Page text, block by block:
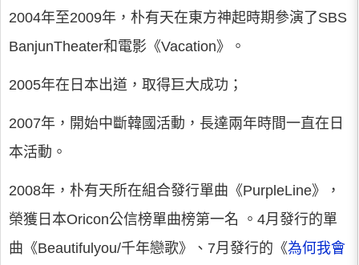
2004年至2009年，朴有天在東方神起時期參演了SBS
BanjunTheater和電影《Vacation》。
2005年在日本出道，取得巨大成功；
2007年，開始中斷韓國活動，長達兩年時間一直在日
本活動。
2008年，朴有天所在組合發行單曲《PurpleLine》，
榮獲日本Oricon公信榜單曲榜第一名 。4月發行的單
曲《Beautifulyou/千年戀歌》、7月發行的《為何我會